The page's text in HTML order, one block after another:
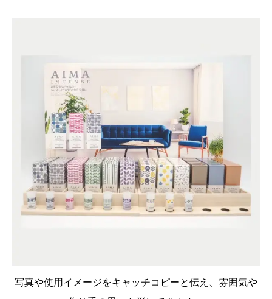
写真や使用イメージをキャッチコピーと伝え、雰囲気や